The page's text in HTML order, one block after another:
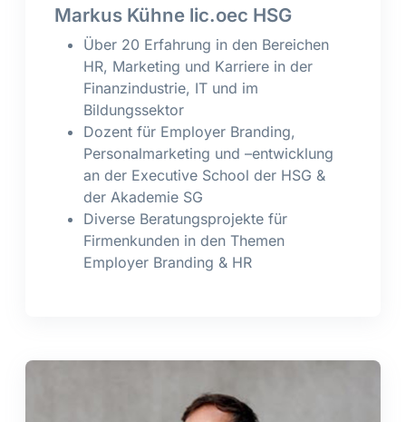
Markus Kühne lic.oec HSG
Über 20 Erfahrung in den Bereichen
HR, Marketing und Karriere in der
Finanzindustrie, IT und im
Bildungssektor
Dozent für Employer Branding,
Personalmarketing und –entwicklung
an der Executive School der HSG &
der Akademie SG
Diverse Beratungsprojekte für
Firmenkunden in den Themen
Employer Branding & HR